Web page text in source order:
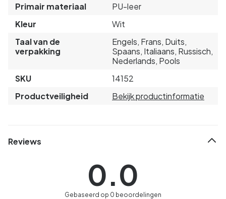
Primair materiaal
PU-leer
Kleur
Wit
Taal van de
verpakking
Engels, Frans, Duits,
Spaans, Italiaans, Russisch,
Nederlands, Pools
SKU
14152
Productveiligheid
Bekijk productinformatie
Reviews
0.0
Gebaseerd op 0 beoordelingen